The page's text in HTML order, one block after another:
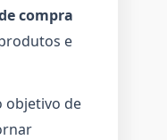
compra
e
objetivo de